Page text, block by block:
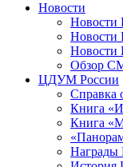
Новости
Обзор
ЦДУМ России
Книга
Книга